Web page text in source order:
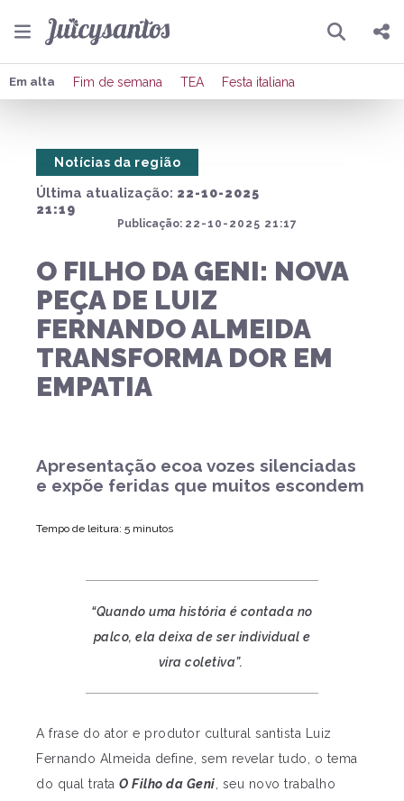
Pesquisar
Compartilhar
Em alta Fim de semana TEA Festa italiana
Última atualização: 22-10-2025
21:19
Publicação: 22-10-2025 21:17
Notícias da região
O FILHO DA GENI: NOVA
PEÇA DE LUIZ
FERNANDO ALMEIDA
TRANSFORMA DOR EM
EMPATIA
Apresentação ecoa vozes silenciadas
e expõe feridas que muitos escondem
Tempo de leitura: 5 minutos
“Quando uma história é contada no
palco, ela deixa de ser individual e
vira coletiva”.
A frase do ator e produtor cultural santista Luiz
Fernando Almeida define, sem revelar tudo, o tema
do qual trata O Filho da Geni , seu novo trabalho